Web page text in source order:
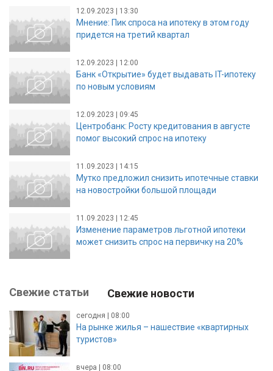
12.09.2023 | 13:30
Мнение: Пик спроса на ипотеку в этом году
придется на третий квартал
12.09.2023 | 12:00
Банк «Открытие» будет выдавать IT-ипотеку
по новым условиям
12.09.2023 | 09:45
Центробанк: Росту кредитования в августе
помог высокий спрос на ипотеку
11.09.2023 | 14:15
Мутко предложил снизить ипотечные ставки
на новостройки большой площади
11.09.2023 | 12:45
Изменение параметров льготной ипотеки
может снизить спрос на первичку на 20%
Свежие статьи Свежие новости
сегодня | 08:00
На рынке жилья – нашествие «квартирных
туристов»
вчера | 08:00